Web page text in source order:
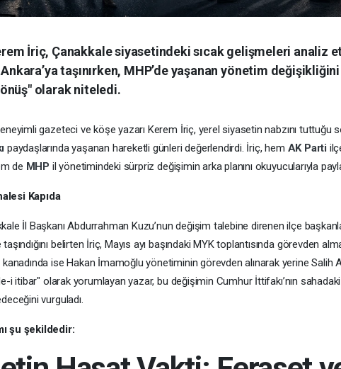
İriç, Çanakkale siyasetindeki sıcak gelişmeleri analiz
taşınırken, MHP’de yaşanan yönetim
olarak niteledi.
gazeteci ve köşe yazarı Kerem İriç, yerel siyasetin nabzını tuttuğu
paydaşlarında yaşanan hareketli günleri değerlendirdi. İriç, hem AK Parti
de MHP il yönetimindeki sürpriz değişimin arka planını okuyucularıyla
Kapıda
İl Başkanı Abdurrahman Kuzu’nun değişim talebine direnen ilçe
belirten İriç, Mayıs ayı başındaki MYK toplantısında görevden
kanadında ise Hakan İmamoğlu yönetiminin görevden alınarak yerine Salih
i itibar" olarak yorumlayan yazar, bu değişimin Cumhur İttifakı’nın
vurguladı.
şu şekildedir: